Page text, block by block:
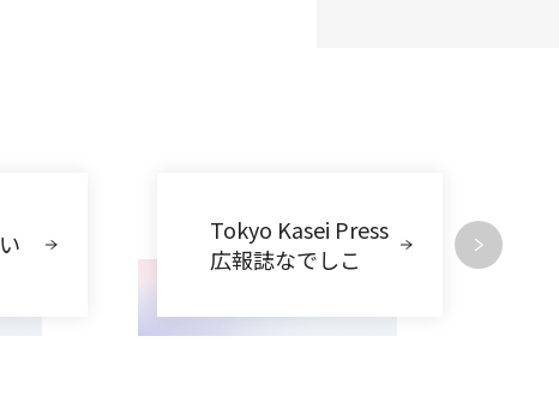
Tokyo Kasei Press
広報誌なでしこ